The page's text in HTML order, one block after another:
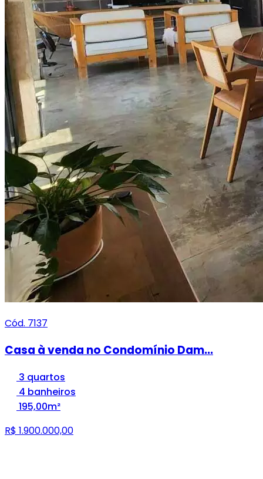
Cód. 7137
Casa à venda no Condomínio Dam...
3 quartos
4 banheiros
195,00m²
R$ 1.900.000,00